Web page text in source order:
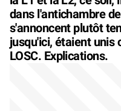
dans l'antichambre
s'annoncent plutôt
jusqu'ici, étaient unis
LOSC. Explications.